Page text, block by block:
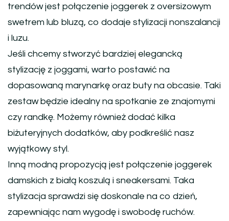
trendów jest połączenie joggerek z oversizowym
swetrem lub bluzą, co dodaje stylizacji nonszalancji
i luzu.
Jeśli chcemy stworzyć bardziej elegancką
stylizację z joggami, warto postawić na
dopasowaną marynarkę oraz buty na obcasie. Taki
zestaw będzie idealny na spotkanie ze znajomymi
czy randkę. Możemy również dodać kilka
biżuteryjnych dodatków, aby podkreślić nasz
wyjątkowy styl.
Inną modną propozycją jest połączenie joggerek
damskich z białą koszulą i sneakersami. Taka
stylizacja sprawdzi się doskonale na co dzień,
zapewniając nam wygodę i swobodę ruchów.